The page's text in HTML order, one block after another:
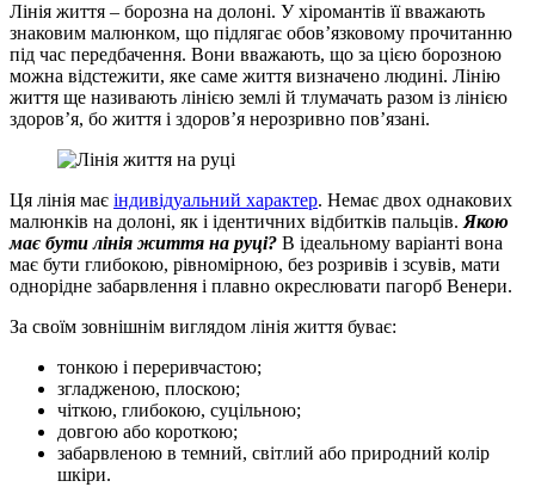
Лінія життя – борозна на долоні. У хіромантів її вважають
знаковим малюнком, що підлягає обов’язковому прочитанню
під час передбачення. Вони вважають, що за цією борозною
можна відстежити, яке саме життя визначено людині. Лінію
життя ще називають лінією землі й тлумачать разом із лінією
здоров’я, бо життя і здоров’я нерозривно пов’язані.
Ця лінія має індивідуальний характер. Немає двох однакових
малюнків на долоні, як і ідентичних відбитків пальців. Якою
має бути лінія життя на руці? В ідеальному варіанті вона
має бути глибокою, рівномірною, без розривів і зсувів, мати
однорідне забарвлення і плавно окреслювати пагорб Венери.
За своїм зовнішнім виглядом лінія життя буває:
тонкою і переривчастою;
згладженою, плоскою;
чіткою, глибокою, суцільною;
довгою або короткою;
забарвленою в темний, світлий або природний колір
шкіри.